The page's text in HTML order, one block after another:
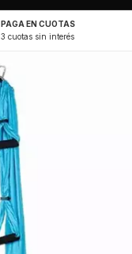
PAGA EN CUOTAS
3 cuotas sin interés